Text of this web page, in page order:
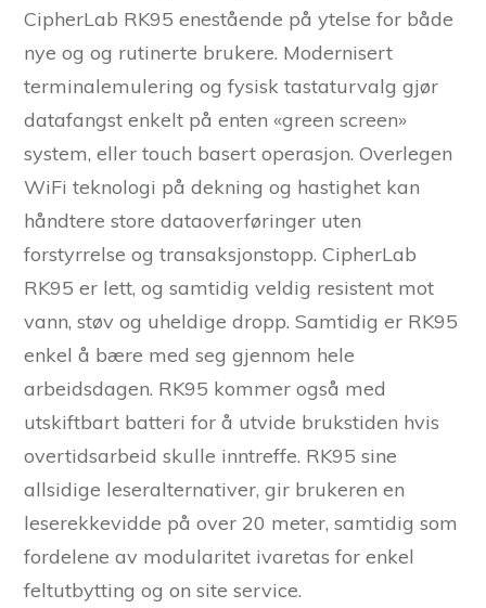
CipherLab RK95 enestående på ytelse for både
nye og og rutinerte brukere. Modernisert
terminalemulering og fysisk tastaturvalg gjør
datafangst enkelt på enten «green screen»
system, eller touch basert operasjon. Overlegen
WiFi teknologi på dekning og hastighet kan
håndtere store dataoverføringer uten
forstyrrelse og transaksjonstopp. CipherLab
RK95 er lett, og samtidig veldig resistent mot
vann, støv og uheldige dropp. Samtidig er RK95
enkel å bære med seg gjennom hele
arbeidsdagen. RK95 kommer også med
utskiftbart batteri for å utvide brukstiden hvis
overtidsarbeid skulle inntreffe. RK95 sine
allsidige leseralternativer, gir brukeren en
leserekkevidde på over 20 meter, samtidig som
fordelene av modularitet ivaretas for enkel
feltutbytting og on site service.